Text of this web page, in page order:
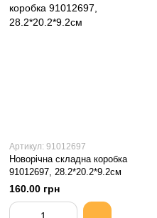
Артикул: 91012697
Новорічна складна коробка
91012697, 28.2*20.2*9.2см
160.00 грн